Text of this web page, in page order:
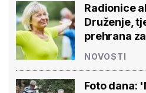
Radionice
Druženje,
prehrana
NOVOSTI
Foto dana: